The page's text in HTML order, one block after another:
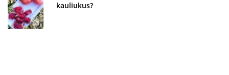
kauliukus?